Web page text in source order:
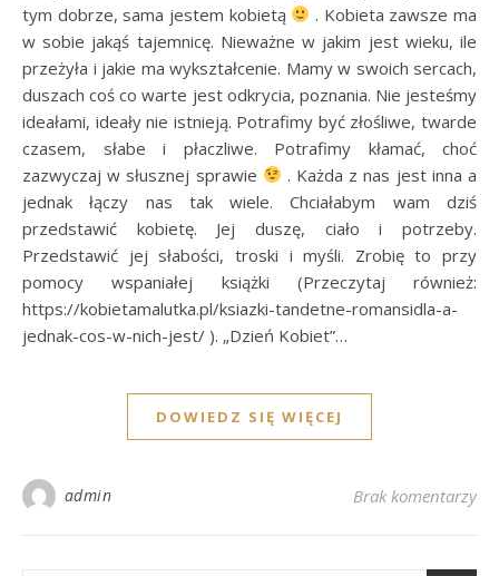
tym dobrze, sama jestem kobietą
. Kobieta zawsze ma
w sobie jakąś tajemnicę. Nieważne w jakim jest wieku, ile
przeżyła i jakie ma wykształcenie. Mamy w swoich sercach,
duszach coś co warte jest odkrycia, poznania. Nie jesteśmy
ideałami, ideały nie istnieją. Potrafimy być złośliwe, twarde
czasem, słabe i płaczliwe. Potrafimy kłamać, choć
zazwyczaj w słusznej sprawie
. Każda z nas jest inna a
jednak łączy nas tak wiele. Chciałabym wam dziś
przedstawić kobietę. Jej duszę, ciało i potrzeby.
Przedstawić jej słabości, troski i myśli. Zrobię to przy
pomocy wspaniałej książki (Przeczytaj również:
https://kobietamalutka.pl/ksiazki-tandetne-romansidla-a-
jednak-cos-w-nich-jest/ ). „Dzień Kobiet”…
DOWIEDZ SIĘ WIĘCEJ
admin Brak komentarzy